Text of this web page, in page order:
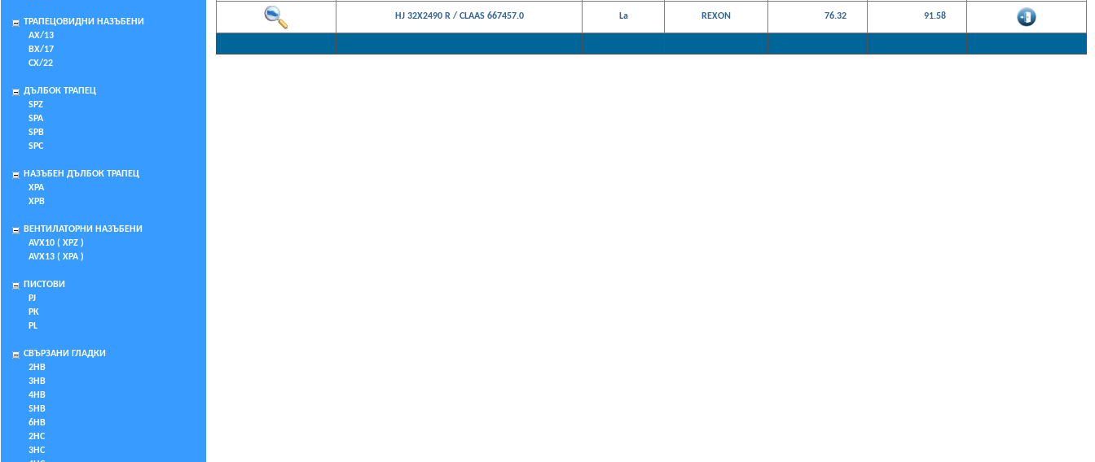
ТРАПЕЦОВИДНИ НАЗЪБЕНИ
AX/13
BX/17
CX/22
ДЪЛБОК ТРАПЕЦ
SPZ
SPA
SPB
SPC
НАЗЪБЕН ДЪЛБОК ТРАПЕЦ
XPA
XPB
ВЕНТИЛАТОРНИ НАЗЪБЕНИ
AVX10 ( XPZ )
AVX13 ( XPA )
ПИСТОВИ
PJ
PK
PL
СВЪРЗАНИ ГЛАДКИ
2HB
3HB
4HB
5HB
6HB
2HC
3HC
HJ 32X2490 R / CLAAS 667457.0 La REXON 76.32 91.58